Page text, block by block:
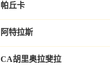
帕丘卡
阿特拉斯
CA胡里奥拉斐拉